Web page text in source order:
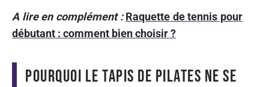
A lire en complément : Raquette de tennis pour
débutant : comment bien choisir ?
Pourquoi le tapis de Pilates ne se